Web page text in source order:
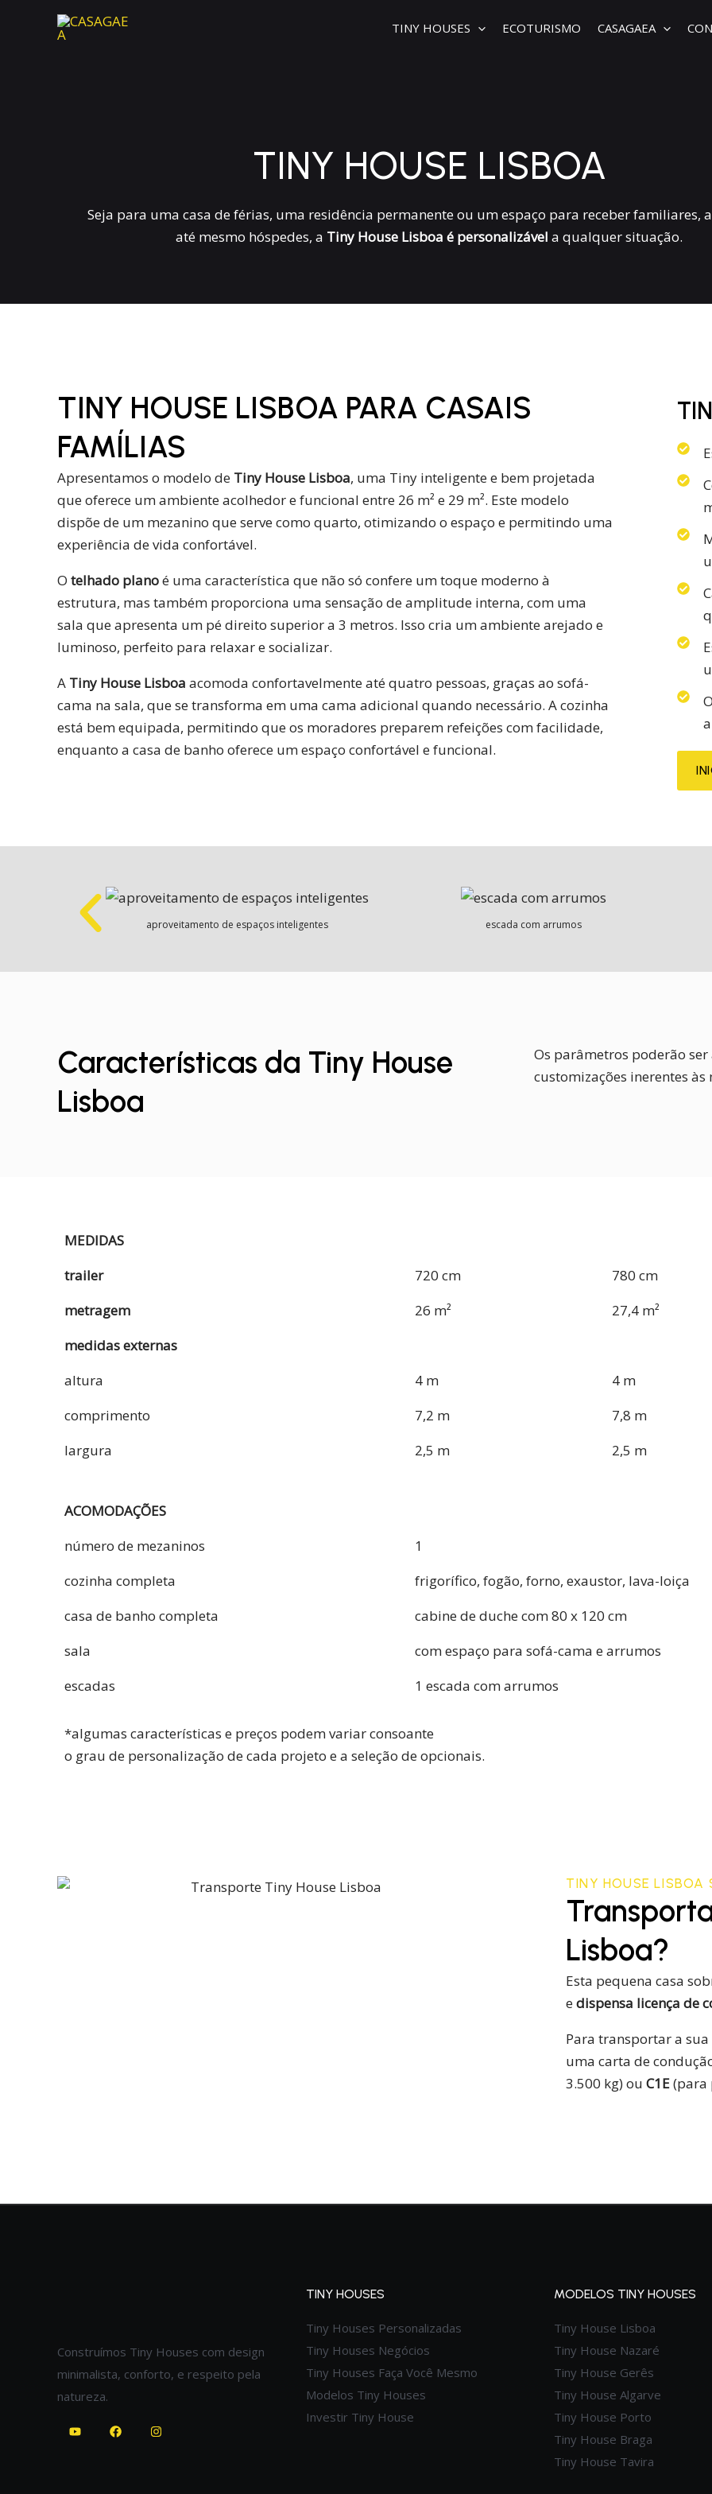
TINY HOUSES ECOTURISMO CASAGAEA
TINY HOUSE LISBOA
Seja para uma casa de férias, uma residência permanente ou um espaço para receber familiares,
até mesmo hóspedes, a Tiny House Lisboa é personalizável a qualquer situação.
TINY HOUSE LISBOA PARA CASAIS
FAMÍLIAS
Apresentamos o modelo de Tiny House Lisboa, uma Tiny inteligente e bem projetada
que oferece um ambiente acolhedor e funcional entre 26 m² e 29 m². Este modelo
dispõe de um mezanino que serve como quarto, otimizando o espaço e permitindo uma
experiência de vida confortável.
O telhado planoé uma característica que não só confere um toque moderno à
estrutura, mas também proporciona uma sensação de amplitude interna, com uma
sala que apresenta um pé direito superior a 3 metros. Isso cria um ambiente arejado e
luminoso, perfeito para relaxar e socializar.
A Tiny House Lisboa acomoda confortavelmente até quatro pessoas, graças ao sofá-
cama na sala, que se transforma em uma cama adicional quando necessário. A cozinha
está bem equipada, permitindo que os moradores preparem refeições com facilidade,
enquanto a casa de banho oferece um espaço confortável e funcional.
aproveitamento de espaços inteligentes escada com arrumos
Características da Tiny House
Lisboa
Os parâmetros poderão
customizações inerentes
MEDIDAS
trailer
720 cm 780 cm
metragem
26 m² 27,4 m²
medidasexternas
altura
4 m 4 m
comprimento
7,2 m 7,8 m
largura
2,5 m 2,5 m
ACOMODAÇÕES
número de mezaninos
1
cozinha completa
frigorífico, fogão, forno, exaustor, lava-loiça
casa de banho completa
cabine de duche com 80 x 120 cm
sala
com espaço para sofá-cama e arrumos
escadas
1 escada com arrumos
*algumas características e preços podem variar consoante
o grau de personalização de cada projeto e a seleção de opcionais.
TINY HOUSE LISBOA
Lisboa?
Esta pequena casa
e dispensa licença de
Para transportar a sua
uma carta de
3.500 kg) ou C1E(para
Construímos Tiny Houses com design
minimalista, conforto, e respeito pela
natureza.
TINY HOUSES
Tiny Houses Personalizadas
Tiny Houses Negócios
Tiny Houses Faça Você Mesmo
Modelos Tiny Houses
Investir Tiny House
MODELOS TINY HOUSES
Tiny House Lisboa
Tiny House Nazaré
Tiny House Gerês
Tiny House Algarve
Tiny House Porto
Tiny House Braga
Tiny House Tavira